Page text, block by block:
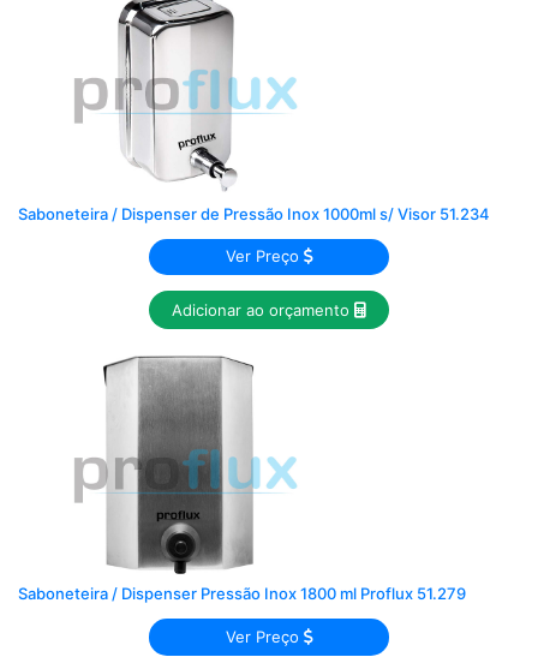
Saboneteira / Dispenser de Pressão Inox 1000ml s/ Visor 51.234
Ver Preço
Adicionar ao orçamento
Saboneteira / Dispenser Pressão Inox 1800 ml Proflux 51.279
Ver Preço